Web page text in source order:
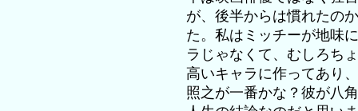
が、後半からは慣れたの
た。私はミッチーが地味
ラじゃなくて、むしろち
高いキャラに作ってあり
照之が一番かな？彼が八